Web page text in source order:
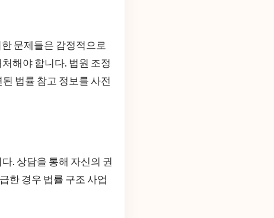
문제들은 감정적으로
해야 합니다. 법원 조정
법률 참고 정보를 사전
. 상담을 통해 자신의 권
한 경우 법률 구조 사업